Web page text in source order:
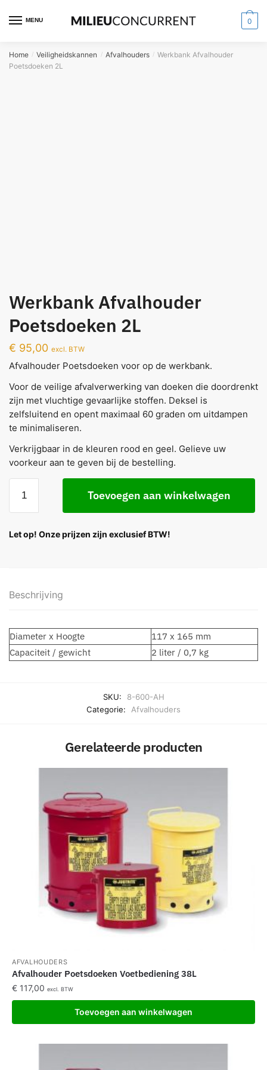
MENU 0
Home / Veiligheidskannen / Afvalhouders / Werkbank Afvalhouder
Poetsdoeken 2L
Werkbank Afvalhouder
Poetsdoeken 2L
€ 95,00 excl. BTW
Afvalhouder Poetsdoeken voor op de werkbank.
Voor de veilige afvalverwerking van doeken die doordrenkt
zijn met vluchtige gevaarlijke stoffen. Deksel is
zelfsluitend en opent maximaal 60 graden om uitdampen
te minimaliseren.
Verkrijgbaar in de kleuren rood en geel. Gelieve uw
voorkeur aan te geven bij de bestelling.
Toevoegen aan winkelwagen
Let op! Onze prijzen zijn exclusief BTW!
Beschrijving
Diameter x Hoogte
117 x 165 mm
Capaciteit / gewicht
2 liter / 0,7 kg
SKU:
8-600-AH
Categorie:
Afvalhouders
Gerelateerde producten
AFVALHOUDERS
Afvalhouder Poetsdoeken Voetbediening 38L
€ 117,00 excl. BTW
Toevoegen aan winkelwagen